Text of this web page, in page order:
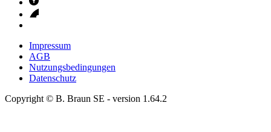
Impressum
AGB
Nutzungsbedingungen
Datenschutz
Copyright © B. Braun SE - version 1.64.2